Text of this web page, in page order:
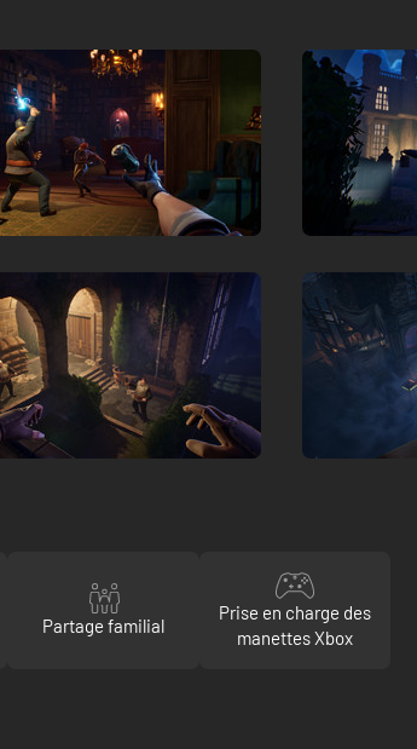
Partage familial
Prise en charge des
manettes Xbox